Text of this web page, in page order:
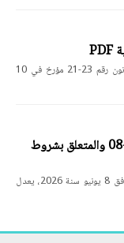
قانون رقم 23-21 يتعلق بالغابات والثروات الغابية PDF قانون رقم 23-21 مؤرخ في 10
قانون رقم 26-12 يعدل ويتمم القانون رقم 04-08 والمتعلق بشروط
قانون رقم 26-12 مؤرخ في 22 ذي الحجة عام 1447 الموافق 8 يونيو سنة 2026، يعدل